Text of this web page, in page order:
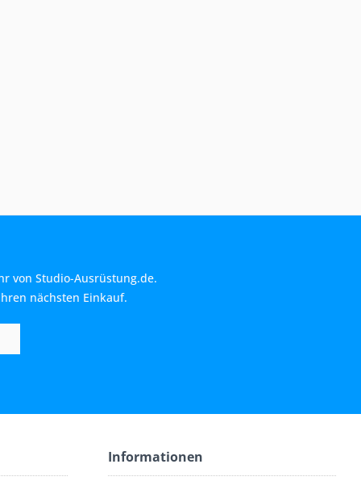
von Studio-Ausrüstung.de.
nächsten Einkauf.
Informationen